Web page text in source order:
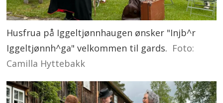
Husfrua på Iggeltjønnhaugen ønsker "Injb^r
Iggeltjønnh^ga" velkommen til gards. Foto:
Camilla Hyttebakk